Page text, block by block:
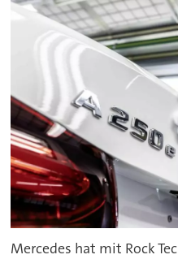
Mercedes hat mit Rock